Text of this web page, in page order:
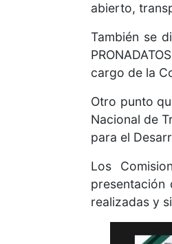
abierto,
También se
cargo de la
Otro punto
Nacional de
para el
Los
presentación
realizadas y